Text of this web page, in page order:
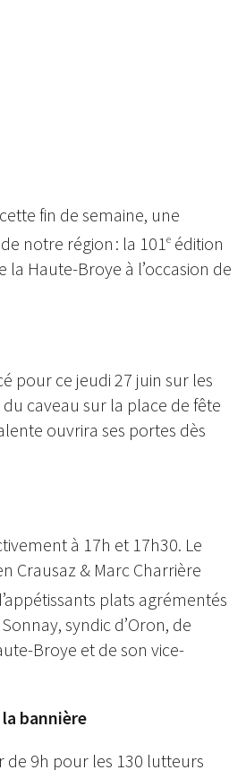
fin de semaine, une
notre région : la 101 e édition
Haute-Broye à l’occasion de
pour ce jeudi 27 juin sur les
caveau sur la place de fête
ouvrira ses portes dès
à 17h et 17h30. Le
Crausaz & Marc Charrière
plats agrémentés
syndic d’Oron, de
Broye et de son vice-
bannière
de 9h pour les 130 lutteurs